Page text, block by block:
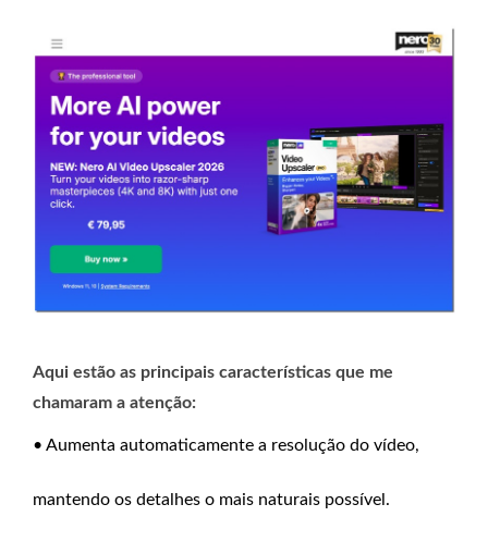
Aqui estão as principais características que me
chamaram a atenção:
• Aumenta automaticamente a resolução do vídeo,
mantendo os detalhes o mais naturais possível.